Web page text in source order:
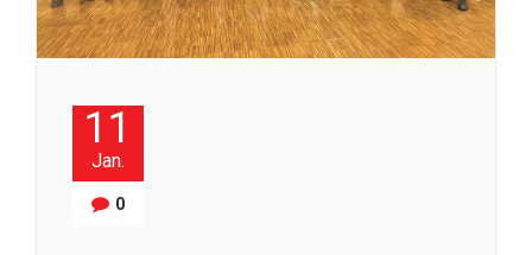
11
Jan.
0